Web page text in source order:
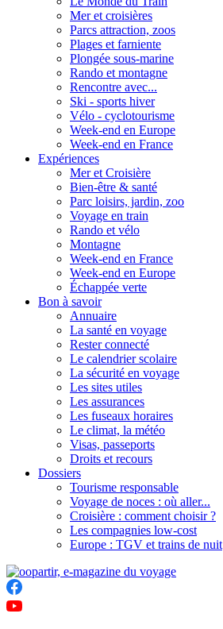
Mer et croisières
Parcs attraction, zoos
Plages et farniente
Plongée sous-marine
Rando et montagne
Rencontre avec...
Ski - sports hiver
Vélo - cyclotourisme
Week-end en Europe
Week-end en France
Expériences
Mer et Croisière
Bien-être & santé
Parc loisirs, jardin, zoo
Voyage en train
Rando et vélo
Montagne
Week-end en France
Week-end en Europe
Échappée verte
Bon à savoir
Annuaire
La santé en voyage
Rester connecté
Le calendrier scolaire
La sécurité en voyage
Les sites utiles
Les assurances
Les fuseaux horaires
Le climat, la météo
Visas, passeports
Droits et recours
Dossiers
Tourisme responsable
Voyage de noces : où aller...
Croisière : comment choisir ?
Les compagnies low-cost
Europe : TGV et trains de nuit